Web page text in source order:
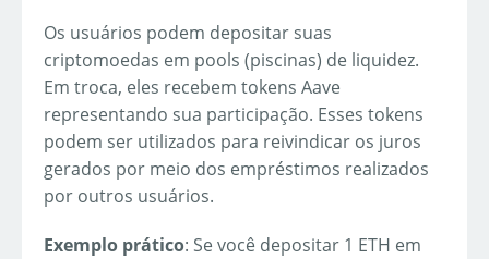
Os usuários podem depositar suas
criptomoedas em pools (piscinas) de liquidez.
Em troca, eles recebem tokens Aave
representando sua participação. Esses tokens
podem ser utilizados para reivindicar os juros
gerados por meio dos empréstimos realizados
por outros usuários.
Exemplo prático: Se você depositar 1 ETH em